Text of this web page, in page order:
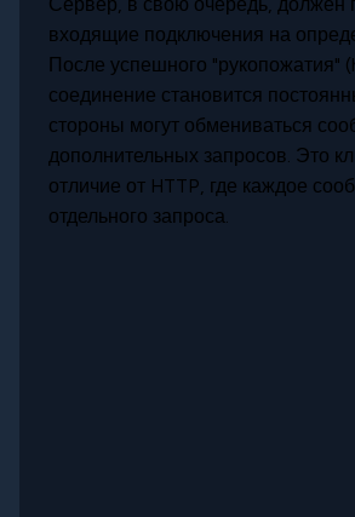
входящие подключения на
После успешного "рукопожатия"
соединение становится
стороны могут обмениваться
дополнительных запросов. Это
отличие от HTTP, где каждое
отдельного запроса.